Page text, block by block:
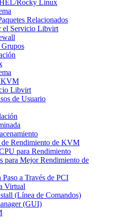
Rocky Linux
Relacionados
el Servicio Libvirt
KVM
Libvirt
de Usuario
Rendimiento de KVM
para Rendimiento
para Mejor Rendimiento de
a Través de PCI
Virtual
(Línea de Comandos)
(GUI)